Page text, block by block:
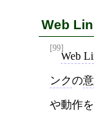
Web
[99]
Web
ンクの
や動作